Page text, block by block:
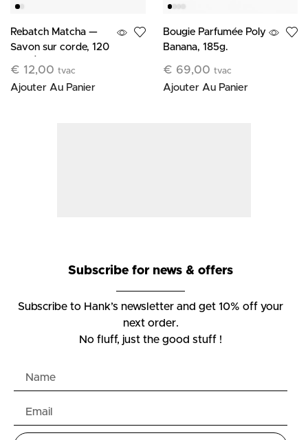
Rebatch Matcha —
Savon sur corde, 120
€ 12,00 tvac
Ajouter Au Panier
Bougie Parfumée Poly
Banana, 185g.
€ 69,00 tvac
Ajouter Au Panier
Subscribe for news & offers
Subscribe to Hank’s newsletter and get 10% off your
next order.
No fluff, just the good stuff !